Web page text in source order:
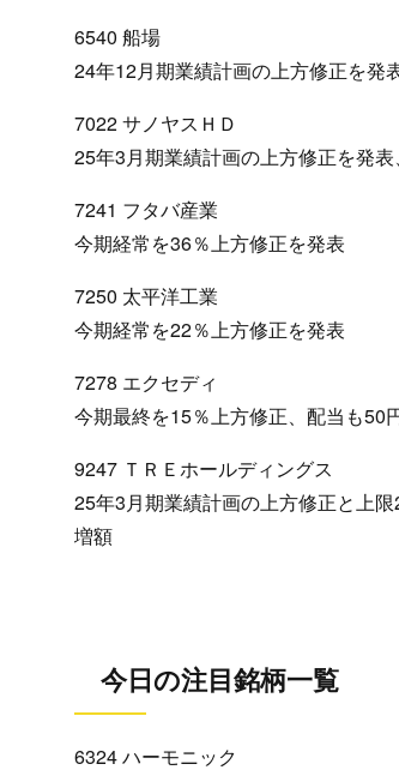
6540 船場
24年12月期業績計画の上方修正を発
7022 サノヤスＨＤ
25年3月期業績計画の上方修正を発
7241 フタバ産業
今期経常を36％上方修正を発表
7250 太平洋工業
今期経常を22％上方修正を発表
7278 エクセディ
今期最終を15％上方修正、配当も50
9247 ＴＲＥホールディングス
25年3月期業績計画の上方修正と上
増額
今日の注目銘柄一覧
6324 ハーモニック